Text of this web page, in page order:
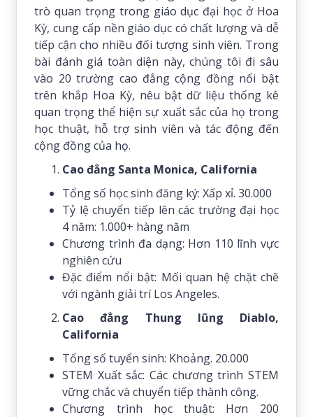
trò quan trọng trong giáo dục đại học ở Hoa
Kỳ, cung cấp nền giáo dục có chất lượng và dễ
tiếp cận cho nhiều đối tượng sinh viên. Trong
bài đánh giá toàn diện này, chúng tôi đi sâu
vào 20 trường cao đẳng cộng đồng nổi bật
trên khắp Hoa Kỳ, nêu bật dữ liệu thống kê
quan trọng thể hiện sự xuất sắc của họ trong
học thuật, hỗ trợ sinh viên và tác động đến
cộng đồng của họ.
Cao đẳng Santa Monica, California
Tổng số học sinh đăng ký: Xấp xỉ. 30.000
Tỷ lệ chuyển tiếp lên các trường đại học
4 năm: 1.000+ hàng năm
Chương trình đa dạng: Hơn 110 lĩnh vực
nghiên cứu
Đặc điểm nổi bật: Mối quan hệ chặt chẽ
với ngành giải trí Los Angeles.
Cao đẳng Thung lũng Diablo,
California
Tổng số tuyển sinh: Khoảng. 20.000
STEM Xuất sắc: Các chương trình STEM
vững chắc và chuyển tiếp thành công.
Chương trình học thuật: Hơn 200